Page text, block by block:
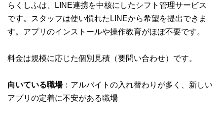
らくしふは、LINE連携を中核にしたシフト管理サービス
です。スタッフは使い慣れたLINEから希望を提出できま
す。アプリのインストールや操作教育がほぼ不要です。
料金は規模に応じた個別見積（要問い合わせ）です。
向いている職場：アルバイトの入れ替わりが多く、新しい
アプリの定着に不安がある職場